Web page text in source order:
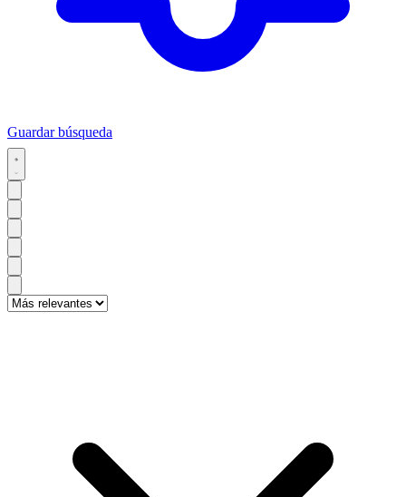
Guardar búsqueda